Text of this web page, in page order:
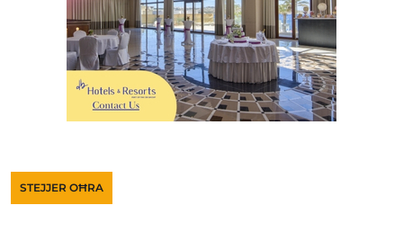
STEJJER OĦRA